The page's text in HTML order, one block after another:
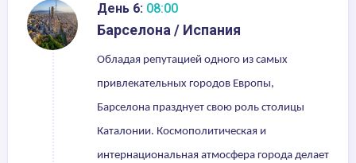
День 6: 08:00
Барселона / Испания
Обладая репутацией одного из самых
привлекательных городов Европы,
Барселона празднует свою роль столицы
Каталонии. Космополитическая и
интернациональная атмосфера города делает